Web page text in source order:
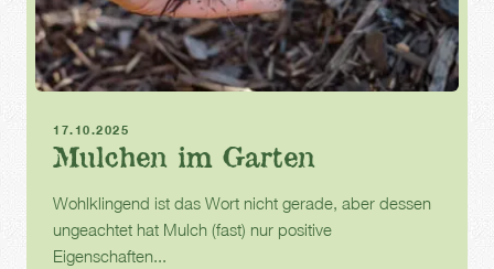
17.10.2025
Mulchen im Garten
Wohlklingend ist das Wort nicht gerade, aber dessen
ungeachtet hat Mulch (fast) nur positive
Eigenschaften...